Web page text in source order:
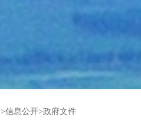
>信息公开>政府文件